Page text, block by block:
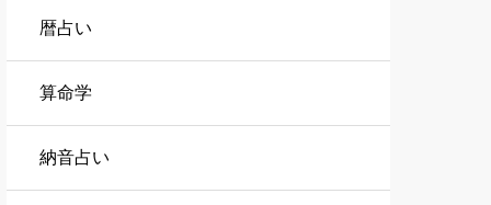
暦占い
算命学
納音占い